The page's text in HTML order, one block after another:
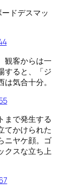
ドデスマッ
観客からは一
すると、「ジ
気合十分。
まで発生する
てかけられた
ニヤケ顔。ゴ
クスな立ち上